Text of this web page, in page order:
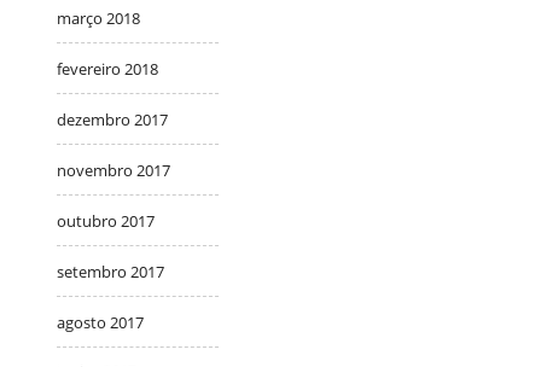
março 2018
fevereiro 2018
dezembro 2017
novembro 2017
outubro 2017
setembro 2017
agosto 2017